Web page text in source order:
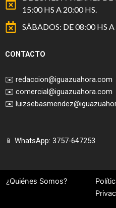
15:00 HS A 20:00 HS.
SÁBADOS: DE 08:00 HS
CONTACTO
✉️ redaccion@iguazuahora.com
✉️ comercial@iguazuahora.com
✉️
📱 WhatsApp: 3757-647253
¿Quiénes Somos?